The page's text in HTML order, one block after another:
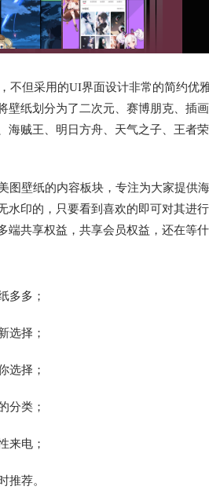
不但采用的UI界面设计非常的简约优
纸划分为了二次元、赛博朋克、插
贼王、明日方舟、天气之子、王者
图壁纸的内容板块，专注为大家提供
印的，只要看到喜欢的即可对其进
共享权益，共享会员权益，还在等什
多多；
选择；
选择；
分类；
来电；
推荐。